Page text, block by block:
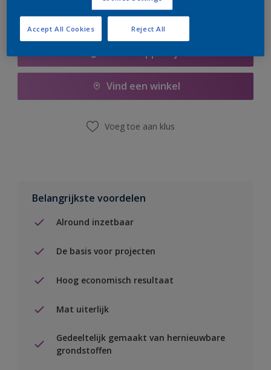
Vind een winkel
Voeg toe aan klus
Belangrijkste voordelen
Alround inzetbaar
De basis voor projecten
Hoog economisch resultaat
Mat uiterlijk
Gedeeltelijk gemaakt van hernieuwbare
grondstoffen
Reject All
Accept All Cookies